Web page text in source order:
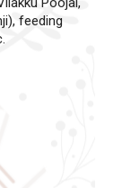
feeding